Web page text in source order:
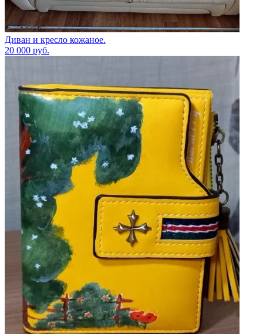
Диван и кресло кожаное.
20 000 руб.